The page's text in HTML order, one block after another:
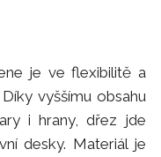
je ve flexibilitě a
vyššímu obsahu
i hrany, dřez jde
desky. Materiál je